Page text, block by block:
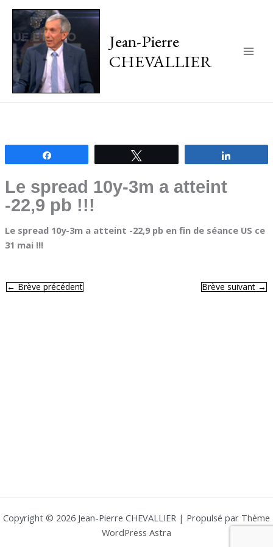
Jean-Pierre
CHEVALLIER
Le spread 10y-3m a atteint
-22,9 pb !!!
Le spread 10y-3m a atteint -22,9 pb en fin de séance US ce
31 mai !!!
←Brève précédent Brève suivant→
Copyright © 2026 Jean-Pierre CHEVALLIER | Propulsé par Thème
WordPress Astra